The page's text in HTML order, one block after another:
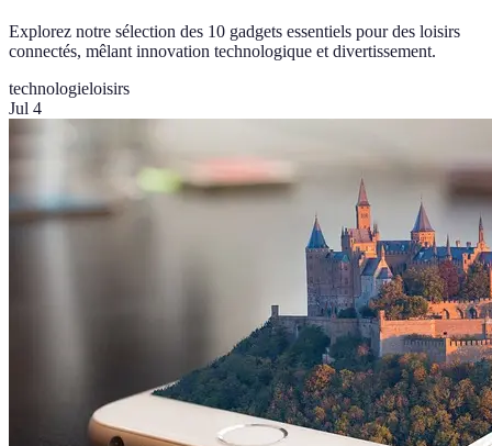
Explorez notre sélection des 10 gadgets essentiels pour des loisirs
connectés, mêlant innovation technologique et divertissement.
technologieloisirs
Jul 4